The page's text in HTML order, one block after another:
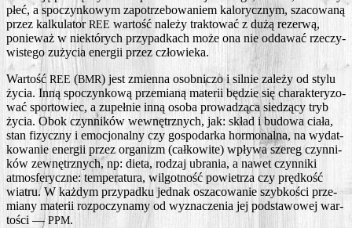
płeć, a spo­czyn­ko­wym zapo­trze­bo­wa­niem kalo­rycz­nym, sza­co­wa­ną
przez kal­ku­la­torREE war­tość nale­ży trak­to­wać z dużą rezer­wą,
ponie­waż w nie­któ­rych przy­pad­kach może ona nie odda­wać rze­czy­
wi­ste­go zuży­cia ener­gii przez człowieka.
War­tośćREE (BMR) jest zmien­na osob­ni­czo i sil­nie zale­ży od sty­lu
życia. Inną spo­czyn­ko­wą prze­mia­ną mate­rii będzie się cha­rak­te­ry­zo­
wać spor­to­wiec, a zupeł­nie inną oso­ba pro­wa­dzą­ca sie­dzą­cy tryb
życia. Obok czyn­ni­ków wewnętrz­nych, jak: skład i budo­wa cia­ła,
stan fizycz­ny i emo­cjo­nal­ny czy gospo­dar­ka hor­mo­nal­na, na wydat­
ko­wa­nie ener­gii przez orga­nizm (cał­ko­wi­te) wpły­wa sze­reg czyn­ni­
ków zewnętrz­nych, np: die­ta, rodzaj ubra­nia, a nawet czyn­ni­ki
atmos­fe­rycz­ne: tem­pe­ra­tu­ra, wil­got­ność powie­trza czy pręd­kość
wia­tru. W każ­dym przy­pad­ku jed­nak osza­co­wa­nie szyb­ko­ści prze­
mia­ny mate­rii roz­po­czy­na­my od wyzna­cze­nia jej pod­sta­wo­wej war­
to­ści —PPM.